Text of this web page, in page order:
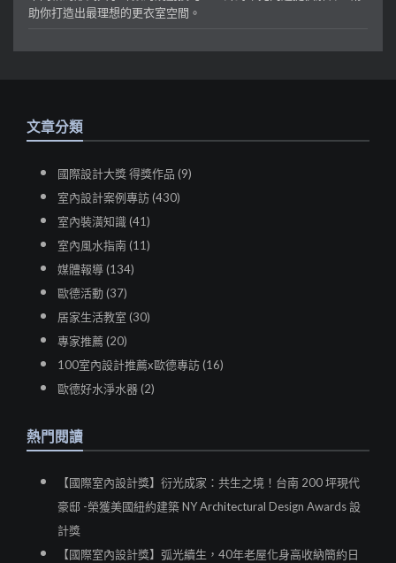
助你打造出最理想的更衣室空間。
文章分類
國際設計大獎 得獎作品 (9)
室內設計案例專訪 (430)
室內裝潢知識 (41)
室內風水指南 (11)
媒體報導 (134)
歐德活動 (37)
居家生活教室 (30)
專家推薦 (20)
100室內設計推薦x歐德專訪 (16)
歐德好水淨水器 (2)
熱門閱讀
【國際室內設計獎】衍光成家：共生之境！台南 200 坪現代
豪邸 -榮獲美國紐約建築 NY Architectural Design Awards 設
計獎
【國際室內設計獎】弧光續生，40年老屋化身高收納簡約日